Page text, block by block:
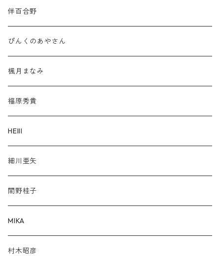
伴百合野
ぴんくのあやさん
楓月まなみ
福原秀貴
HElll
細川亜矢
間野桂子
MIKA
村木昭彦